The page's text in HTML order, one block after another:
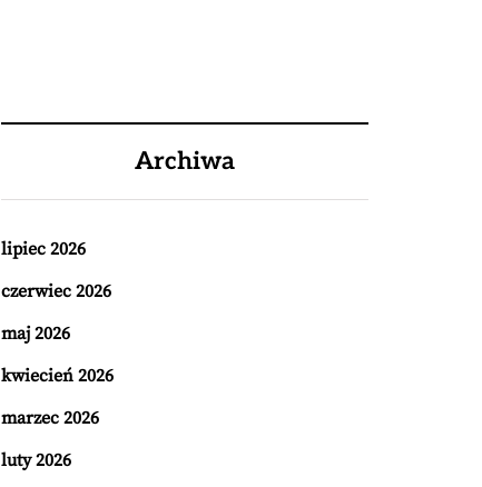
Archiwa
lipiec 2026
czerwiec 2026
maj 2026
kwiecień 2026
marzec 2026
luty 2026